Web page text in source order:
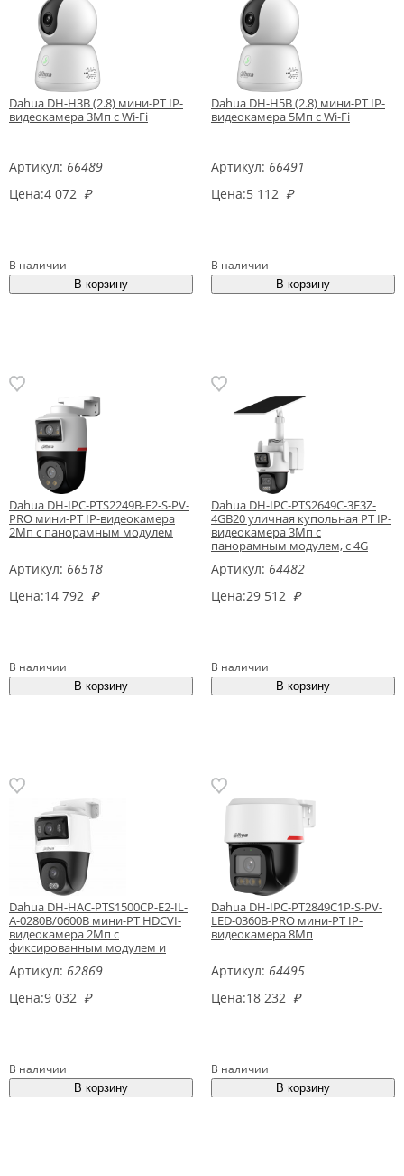
Dahua DH-H3B (2.8) мини-PT IP-
видеокамера 3Мп с Wi-Fi
Артикул: 66489
Цена:4 072 ₽
В наличии
Dahua DH-H5B (2.8) мини-PT IP-
видеокамера 5Мп с Wi-Fi
Артикул: 66491
Цена:5 112 ₽
В наличии
Dahua DH-IPC-PTS2249B-E2-S-PV-
PRO мини-PT IP-видеокамера
2Мп с панорамным модулем
Артикул: 66518
Цена:14 792 ₽
В наличии
Dahua DH-IPC-PTS2649C-3E3Z-
4GB20 уличная купольная PT IP-
видеокамера 3Мп с
панорамным модулем, с 4G
Артикул: 64482
Цена:29 512 ₽
В наличии
Dahua DH-HAC-PTS1500CP-E2-IL-
A-0280B/0600B мини-PT HDCVI-
видеокамера 2Мп с
фиксированным модулем и
Артикул: 62869
Цена:9 032 ₽
В наличии
Dahua DH-IPC-PT2849C1P-S-PV-
LED-0360B-PRO мини-PT IP-
видеокамера 8Мп
Артикул: 64495
Цена:18 232 ₽
В наличии